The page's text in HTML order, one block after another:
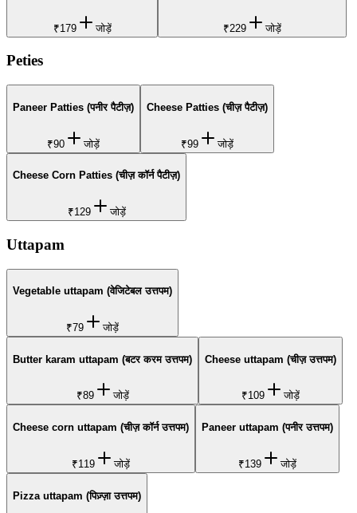
₹179 जोड़ें ₹229 जोड़ें
Peties
Paneer Patties (पनीर पैटीज़)
₹90 जोड़ें
Cheese Patties (चीज़ पैटीज़)
₹99 जोड़ें
Cheese Corn Patties (चीज़ कॉर्न पैटीज़)
₹129 जोड़ें
Uttapam
Vegetable uttapam (वेजिटेबल उत्तपम)
₹79 जोड़ें
Butter karam uttapam (बटर करम उत्तपम)
₹89 जोड़ें
Cheese uttapam (चीज़ उत्तपम)
₹109 जोड़ें
Cheese corn uttapam (चीज़ कॉर्न उत्तपम)
₹119 जोड़ें
Paneer uttapam (पनीर उत्तपम)
₹139 जोड़ें
Pizza uttapam (पिज़्ज़ा उत्तपम)